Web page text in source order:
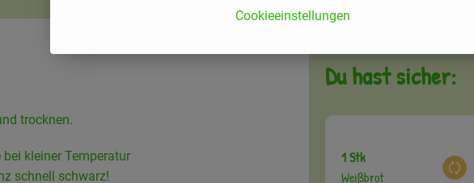
trocknen.
kleiner Temperatur
schnell schwarz!
Du hast sicher:
1 Stk
Weißbrot
Cookieeinstellungen